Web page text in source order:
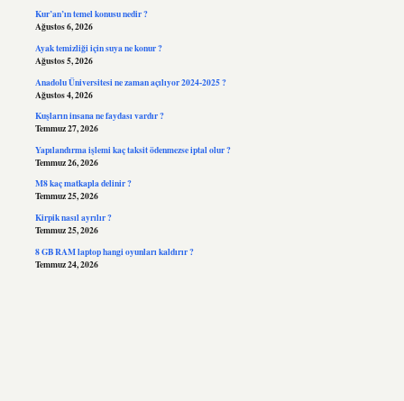
Kur’an’ın temel konusu nedir ?
Ağustos 6, 2026
Ayak temizliği için suya ne konur ?
Ağustos 5, 2026
Anadolu Üniversitesi ne zaman açılıyor 2024-2025 ?
Ağustos 4, 2026
Kuşların insana ne faydası vardır ?
Temmuz 27, 2026
Yapılandırma işlemi kaç taksit ödenmezse iptal olur ?
Temmuz 26, 2026
M8 kaç matkapla delinir ?
Temmuz 25, 2026
Kirpik nasıl ayrılır ?
Temmuz 25, 2026
8 GB RAM laptop hangi oyunları kaldırır ?
Temmuz 24, 2026